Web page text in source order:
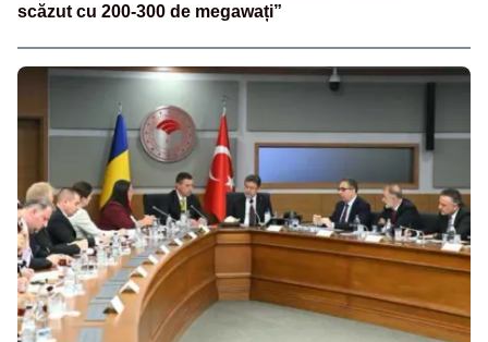
scăzut cu 200-300 de megawați”